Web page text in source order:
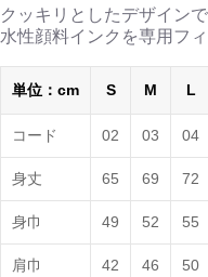
クッキリとしたデザイン
水性顔料インクを専用フ
単位：cm S M L
コード 02 03 04
身丈 65 69 72
身巾 49 52 55
肩巾 42 46 50